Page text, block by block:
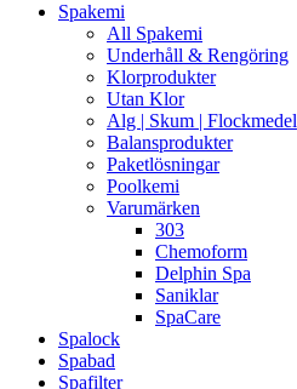
Spakemi
All Spakemi
Underhåll & Rengöring
Klorprodukter
Utan Klor
Alg | Skum | Flockmedel
Balansprodukter
Paketlösningar
Poolkemi
Varumärken
303
Chemoform
Delphin Spa
Saniklar
SpaCare
Spalock
Spabad
Spafilter